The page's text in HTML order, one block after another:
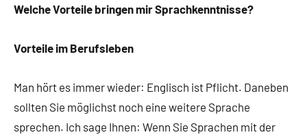
Welche Vorteile bringen mir Sprachkenntnisse?
Vorteile im Berufsleben
Man hört es immer wieder: Englisch ist Pflicht. Daneben
sollten Sie möglichst noch eine weitere Sprache
sprechen. Ich sage Ihnen: Wenn Sie Sprachen mit der